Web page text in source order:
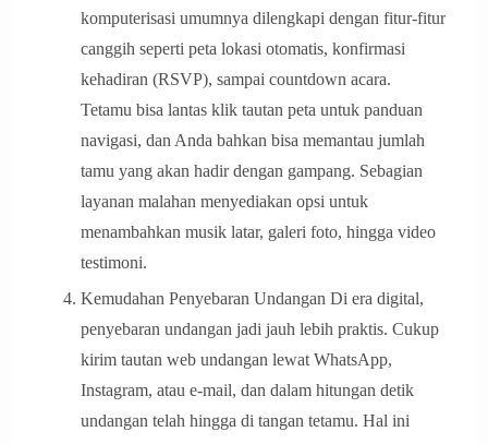
komputerisasi umumnya dilengkapi dengan fitur-fitur
canggih seperti peta lokasi otomatis, konfirmasi
kehadiran (RSVP), sampai countdown acara.
Tetamu bisa lantas klik tautan peta untuk panduan
navigasi, dan Anda bahkan bisa memantau jumlah
tamu yang akan hadir dengan gampang. Sebagian
layanan malahan menyediakan opsi untuk
menambahkan musik latar, galeri foto, hingga video
testimoni.
Kemudahan Penyebaran Undangan Di era digital,
penyebaran undangan jadi jauh lebih praktis. Cukup
kirim tautan web undangan lewat WhatsApp,
Instagram, atau e-mail, dan dalam hitungan detik
undangan telah hingga di tangan tetamu. Hal ini